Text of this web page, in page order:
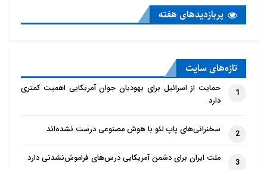
پربازدید‌های هفته
تازه‌‌های سایت
1
حمایت از اسرائیل برای یهودیان جوان آمریکایی اهمیت کمتری
دارد
2 سخنرانی‌های پاپ لئو با هوش مصنوعی درست نشده‌اند
3 ملت ایران برای دشمن آمریکایی درس‌های فراموش‌نشدنی دارد